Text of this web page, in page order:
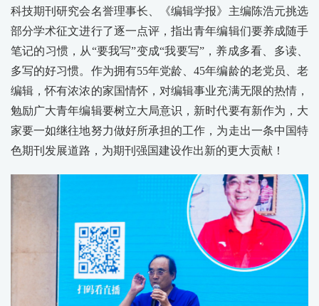
科技期刊研究会名誉理事长、《编辑学报》主编陈浩元挑选
部分学术征文进行了逐一点评，指出青年编辑们要养成随手
笔记的习惯，从“要我写”变成“我要写”，养成多看、多读、
多写的好习惯。作为拥有55年党龄、45年编龄的老党员、老
编辑，怀有浓浓的家国情怀，对编辑事业充满无限的热情，
勉励广大青年编辑要树立大局意识，新时代要有新作为，大
家要一如继往地努力做好所承担的工作，为走出一条中国特
色期刊发展道路，为期刊强国建设作出新的更大贡献！